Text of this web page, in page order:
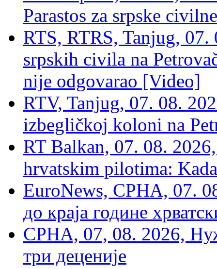
Parastos za srpske
RTS, RTRS, Tanjug,
srpskih civila na
nije odgovarao [Video]
RTV, Tanjug, 07. 08.
izbegličkoj koloni na
RT Balkan, 07. 08.
hrvatskim pilotima:
EuroNews, СРНА, 07.
до краја године
СРНА, 07, 08. 2026,
три деценије